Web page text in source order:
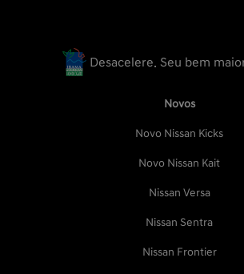
Desacelere. Seu bem
Novos
Novo Nissan Kicks
Novo Nissan Kait
Nissan Versa
Nissan Sentra
Nissan Frontier